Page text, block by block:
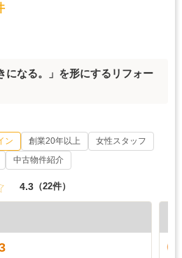
になる。」を形にするリフォー
ン 創業20年以上
女性スタッフ
中古物件紹介
4.3 （22件）